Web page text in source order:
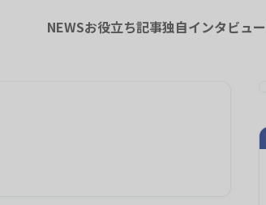
NEWSお役立ち記事独自インタビュー